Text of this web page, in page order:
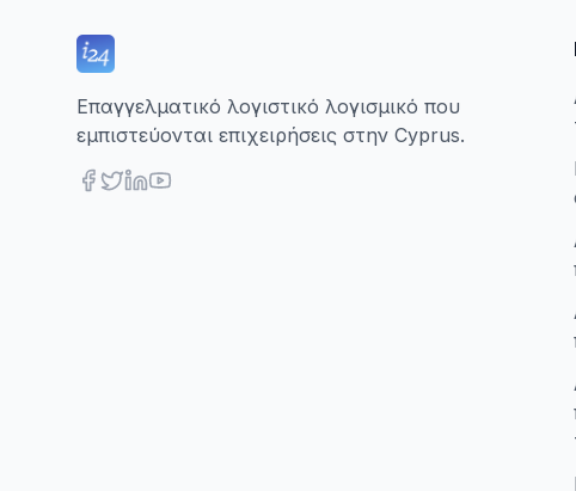
Επαγγελματικό λογιστικό λογισμικό που
εμπιστεύονται επιχειρήσεις στην Cyprus.